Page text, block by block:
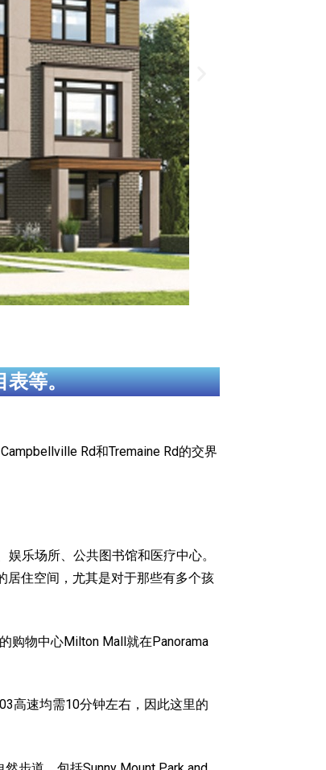
表等。
Rd和Tremaine Rd的交界
乐场所、公共图书馆和医疗中心。
居住空间，尤其是对于那些有多个孩
购物中心Milton Mall就在Panorama
高速均需10分钟左右，因此这里的